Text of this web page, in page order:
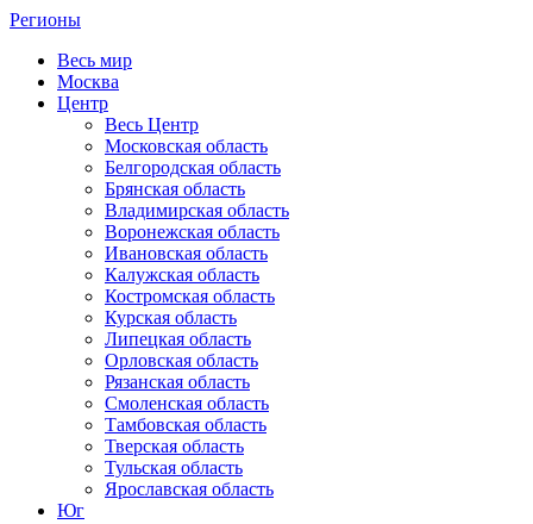
Регионы
Весь мир
Москва
Центр
Весь Центр
Московская область
Белгородская область
Брянская область
Владимирская область
Воронежская область
Ивановская область
Калужская область
Костромская область
Курская область
Липецкая область
Орловская область
Рязанская область
Смоленская область
Тамбовская область
Тверская область
Тульская область
Ярославская область
Юг